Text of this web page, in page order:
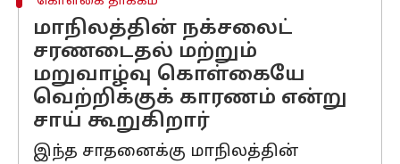
மாநிலத்தின் நக்சலைட்
சரணடைதல் மற்றும்
மறுவாழ்வு கொள்கையே
வெற்றிக்குக் காரணம் என்று
சாய் கூறுகிறார்
இந்த சாதனைக்கு மாநிலத்தின்